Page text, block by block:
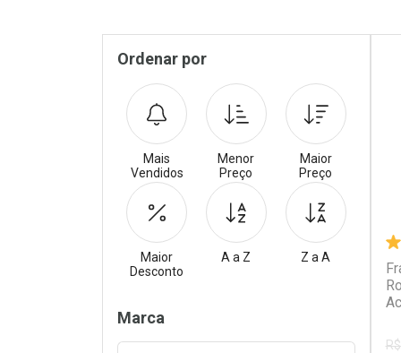
Promoções em Destaque
Sidebar
Ordenar por
Mais
Vendidos
Menor
Preço
Maior
Preço
Maior
Desconto
A a Z Z a A
Filtros
Marca